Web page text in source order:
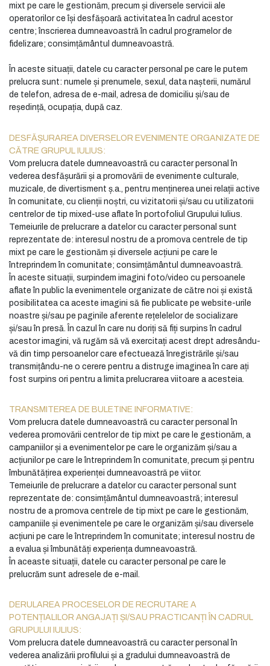
mixt pe care le gestionăm, precum și diversele servicii ale
operatorilor ce își desfășoară activitatea în cadrul acestor
centre; înscrierea dumneavoastră în cadrul programelor de
fidelizare; consimțământul dumneavoastră.
În aceste situații, datele cu caracter personal pe care le putem
prelucra sunt: numele și prenumele, sexul, data nașterii, numărul
de telefon, adresa de e-mail, adresa de domiciliu și/sau de
reședință, ocupația, după caz.
DESFĂȘURAREA DIVERSELOR EVENIMENTE ORGANIZATE DE
CĂTRE GRUPUL IULIUS:
Vom prelucra datele dumneavoastră cu caracter personal în
vederea desfășurării și a promovării de evenimente culturale,
muzicale, de divertisment ș.a., pentru menținerea unei relații active
în comunitate, cu clienții noștri, cu vizitatorii și/sau cu utilizatorii
centrelor de tip mixed-use aflate în portofoliul Grupului Iulius.
Temeiurile de prelucrare a datelor cu caracter personal sunt
reprezentate de: interesul nostru de a promova centrele de tip
mixt pe care le gestionăm și diversele acțiuni pe care le
întreprindem în comunitate; consimțământul dumneavoastră.
În aceste situații, surpindem imagini foto/video cu persoanele
aflate în public la evenimentele organizate de către noi și există
posibilitatea ca aceste imagini să fie publicate pe website-urile
noastre și/sau pe paginile aferente rețelelelor de socializare
și/sau în presă. În cazul în care nu doriți să fiți surpins în cadrul
acestor imagini, vă rugăm să vă exercitați acest drept adresându-
vă din timp persoanelor care efectuează înregistrările și/sau
transmițându-ne o cerere pentru a distruge imaginea în care ați
fost surpins ori pentru a limita prelucrarea viitoare a acesteia.
TRANSMITEREA DE BULETINE INFORMATIVE:
Vom prelucra datele dumneavoastră cu caracter personal în
vederea promovării centrelor de tip mixt pe care le gestionăm, a
campaniilor și a evenimentelor pe care le organizăm și/sau a
acțiunilor pe care le întreprindem în comunitate, precum și pentru
îmbunătățirea experienței dumneavoastră pe viitor.
Temeiurile de prelucrare a datelor cu caracter personal sunt
reprezentate de: consimțământul dumneavoastră; interesul
nostru de a promova centrele de tip mixt pe care le gestionăm,
campaniile și evenimentele pe care le organizăm și/sau diversele
acțiuni pe care le întreprindem în comunitate; interesul nostru de
a evalua și îmbunătăți experiența dumneavoastră.
În aceaste situații, datele cu caracter personal pe care le
prelucrăm sunt adresele de e-mail.
DERULAREA PROCESELOR DE RECRUTARE A
POTENȚIALILOR ANGAJAȚI ȘI/SAU PRACTICANȚI ÎN CADRUL
GRUPULUI IULIUS:
Vom prelucra datele dumneavoastră cu caracter personal în
vederea analizării profilului și a gradului dumneavoastră de